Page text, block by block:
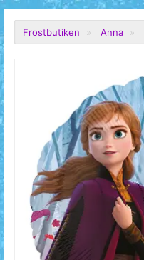
Frostbutiken Anna